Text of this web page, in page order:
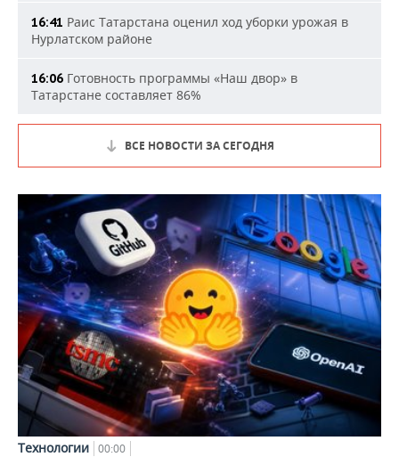
16:41 Раис Татарстана оценил ход уборки урожая в
Нурлатском районе
16:06 Готовность программы «Наш двор» в
Татарстане составляет 86%
ВСЕ НОВОСТИ ЗА СЕГОДНЯ
Технологии 00:00